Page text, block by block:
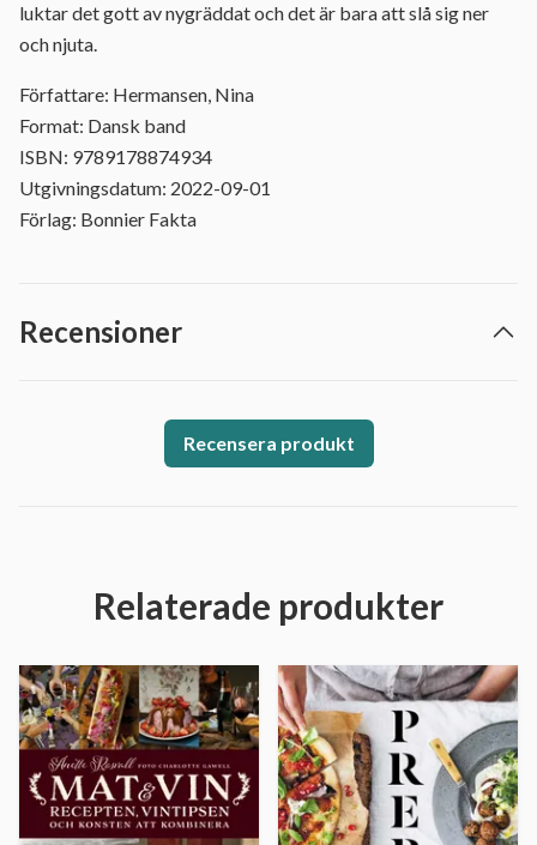
luktar det gott av nygräddat och det är bara att slå sig ner
och njuta.
Författare: Hermansen, Nina
Format: Dansk band
ISBN: 9789178874934
Utgivningsdatum: 2022-09-01
Förlag: Bonnier Fakta
Recensioner
Recensera produkt
Relaterade produkter